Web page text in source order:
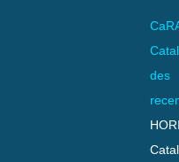
des